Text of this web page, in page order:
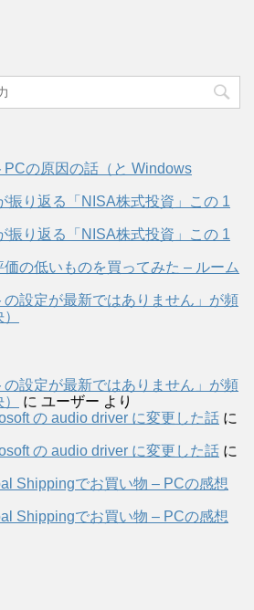
の原因の話（と Windows
振り返る「NISA株式投資」この 1
振り返る「NISA株式投資」この 1
の低いものを買ってみた – ルーム
の設定が最新ではありません」が頻
の設定が最新ではありません」が頻
に ユーザー より
の audio driver に変更した話 に
の audio driver に変更した話 に
Shippingでお買い物 – PCの感想
Shippingでお買い物 – PCの感想